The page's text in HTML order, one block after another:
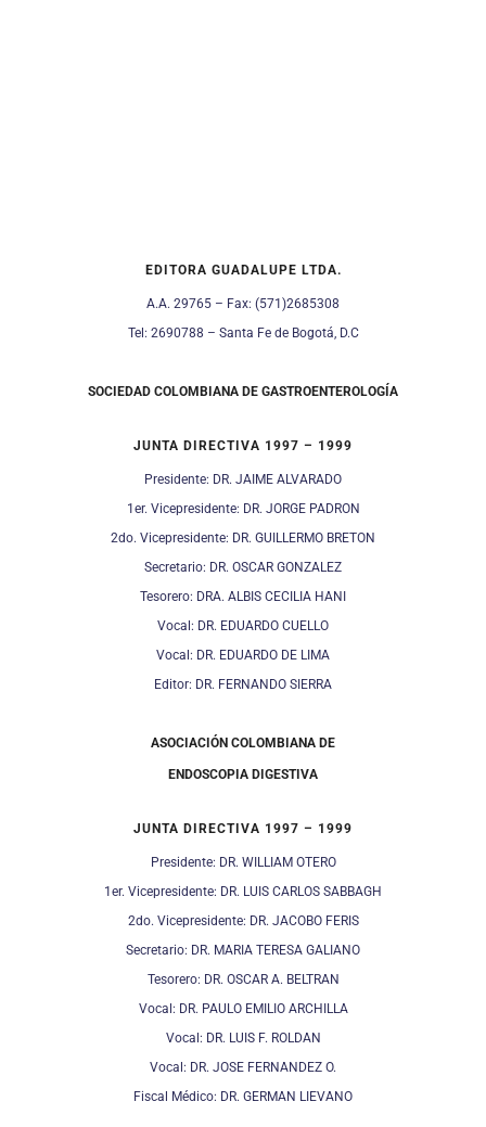
EDITORA GUADALUPE LTDA.
A.A. 29765 – Fax: (571)2685308
Tel: 2690788 – Santa Fe de Bogotá, D.C
SOCIEDAD COLOMBIANA DE GASTROENTEROLOGÍA
JUNTA DIRECTIVA 1997 – 1999
Presidente: DR. JAIME ALVARADO
1er. Vicepresidente: DR. JORGE PADRON
2do. Vicepresidente: DR. GUILLERMO BRETON
Secretario: DR. OSCAR GONZALEZ
Tesorero: DRA. ALBIS CECILIA HANI
Vocal: DR. EDUARDO CUELLO
Vocal: DR. EDUARDO DE LIMA
Editor: DR. FERNANDO SIERRA
ASOCIACIÓN COLOMBIANA DE
ENDOSCOPIA DIGESTIVA
JUNTA DIRECTIVA 1997 – 1999
Presidente: DR. WILLIAM OTERO
1er. Vicepresidente: DR. LUIS CARLOS SABBAGH
2do. Vicepresidente: DR. JACOBO FERIS
Secretario: DR. MARIA TERESA GALIANO
Tesorero: DR. OSCAR A. BELTRAN
Vocal: DR. PAULO EMILIO ARCHILLA
Vocal: DR. LUIS F. ROLDAN
Vocal: DR. JOSE FERNANDEZ O.
Fiscal Médico: DR. GERMAN LIEVANO